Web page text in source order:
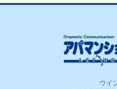
ウイ